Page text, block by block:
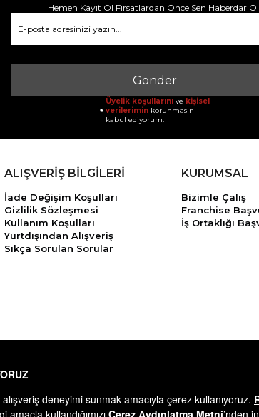
Hemen Kayıt Ol Fırsatlardan Önce Sen Haberdar
Gönder
Üyelik koşullarını ve kişisel
verilerimin korunmasını
kabul ediyorum.
ALIŞVERİŞ BİLGİLERİ
İade Değişim Koşulları
Gizlilik Sözleşmesi
Kullanım Koşulları
Yurtdışından Alışveriş
Sıkça Sorulan Sorular
KURUMSAL
Bizimle Çalış
Franchise
İş Ortaklığı
© 2025